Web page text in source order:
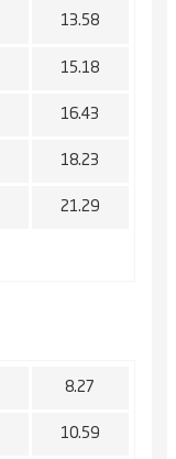
13.58
15.18
16.43
18.23
21.29
8.27
10.59